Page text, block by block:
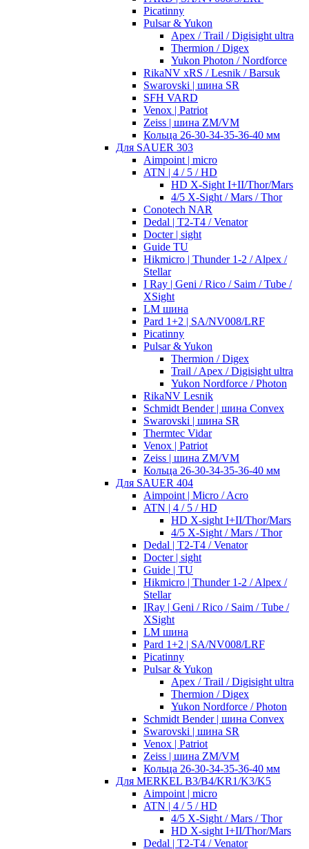
Picatinny
Pulsar & Yukon
Apex / Trail / Digisight ultra
Thermion / Digex
Yukon Photon / Nordforce
RikaNV xRS / Lesnik / Barsuk
Swarovski | шина SR
SFH VARD
Venox | Patriot
Zeiss | шина ZM/VM
Кольца 26-30-34-35-36-40 мм
Для SAUER 303
Aimpoint | micro
ATN | 4 / 5 / HD
HD X-Sight I+II/Thor/Mars
4/5 X-Sight / Mars / Thor
Conotech NAR
Dedal | T2-T4 / Venator
Docter | sight
Guide TU
Hikmicro | Thunder 1-2 / Alpex /
Stellar
I Ray | Geni / Rico / Saim / Tube /
XSight
LM шина
Pard 1+2 | SA/NV008/LRF
Picatinny
Pulsar & Yukon
Thermion / Digex
Trail / Apex / Digisight ultra
Yukon Nordforce / Photon
RikaNV Lesnik
Schmidt Bender | шина Convex
Swarovski | шина SR
Thermtec Vidar
Venox | Patriot
Zeiss | шина ZM/VM
Кольца 26-30-34-35-36-40 мм
Для SAUER 404
Aimpoint | Micro / Acro
ATN | 4 / 5 / HD
HD X-sight I+II/Thor/Mars
4/5 X-Sight / Mars / Thor
Dedal | T2-T4 / Venator
Docter | sight
Guide | TU
Hikmicro | Thunder 1-2 / Alpex /
Stellar
IRay | Geni / Rico / Saim / Tube /
XSight
LM шина
Pard 1+2 | SA/NV008/LRF
Picatinny
Pulsar & Yukon
Apex / Trail / Digisight ultra
Thermion / Digex
Yukon Nordforce / Photon
Schmidt Bender | шина Convex
Swarovski | шина SR
Venox | Patriot
Zeiss | шина ZM/VM
Кольца 26-30-34-35-36-40 мм
Для MERKEL B3/B4/KR1/K3/K5
Aimpoint | micro
ATN | 4 / 5 / HD
4/5 X-Sight / Mars / Thor
HD X-sight I+II/Thor/Mars
Dedal | T2-T4 / Venator